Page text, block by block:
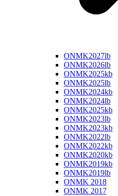
ONMK2027lb
ONMK2026lb
ONMK2025kb
ONMK2025lb
ONMK2024kb
ONMK2024lb
ONMK2025kb
ONMK2023lb
ONMK2023kb
ONMK2022lb
ONMK2022kb
ONMK2020kb
ONMK2019kb
ONMK2019lb
ONMK 2018
ONMK 2017